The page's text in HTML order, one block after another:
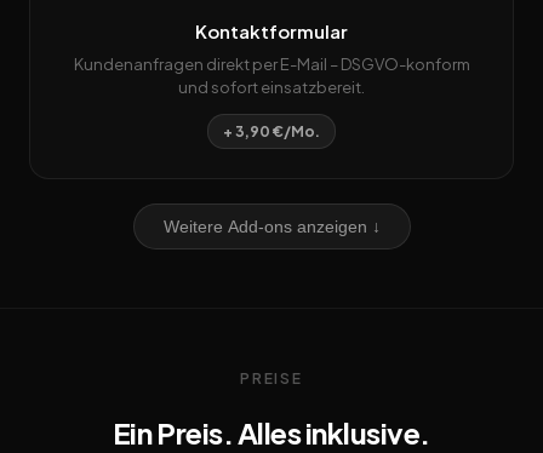
Kontaktformular
Kundenanfragen direkt per E-Mail – DSGVO-konform
und sofort einsatzbereit.
+ 3,90 €/Mo.
Weitere Add-ons anzeigen ↓
PREISE
Ein Preis. Alles inklusive.